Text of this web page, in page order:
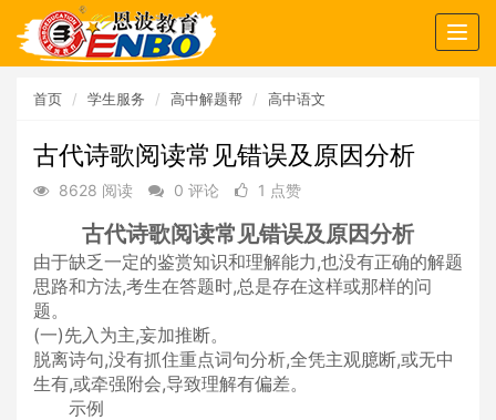
首页 学生服务 高中解题帮 高中语文
古代诗歌阅读常见错误及原因分析
8628 阅读 0 评论 1 点赞
古代诗歌阅读常见错误及原因分析
由于缺乏一定的鉴赏知识和理解能力,也没有正确的解题
思路和方法,考生在答题时,总是存在这样或那样的问
题。
(一)先入为主,妄加推断。
脱离诗句,没有抓住重点词句分析,全凭主观臆断,或无中
生有,或牵强附会,导致理解有偏差。
示例